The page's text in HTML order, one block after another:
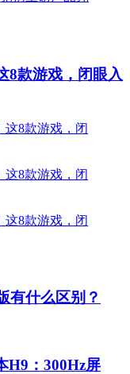
8款游戏，闭眼入
有什么区别？
H9：300Hz屏